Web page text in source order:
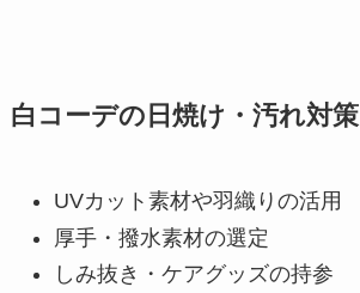
白コーデの日焼け・汚れ対策
UVカット素材や羽織りの活用
厚手・撥水素材の選定
しみ抜き・ケアグッズの持参